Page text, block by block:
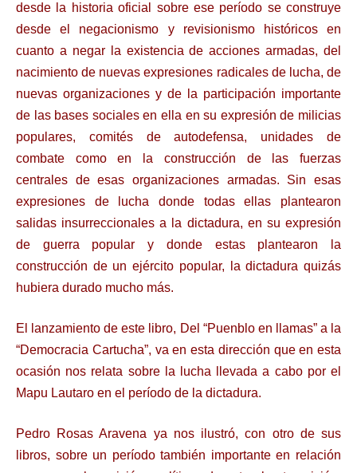
desde la historia oficial sobre ese período se construye
desde el negacionismo y revisionismo históricos en
cuanto a negar la existencia de acciones armadas, del
nacimiento de nuevas expresiones radicales de lucha, de
nuevas organizaciones y de la participación importante
de las bases sociales en ella en su expresión de milicias
populares, comités de autodefensa, unidades de
combate como en la construcción de las fuerzas
centrales de esas organizaciones armadas. Sin esas
expresiones de lucha donde todas ellas plantearon
salidas insurreccionales a la dictadura, en su expresión
de guerra popular y donde estas plantearon la
construcción de un ejército popular, la dictadura quizás
hubiera durado mucho más.
El lanzamiento de este libro, Del “Puenblo en llamas” a la
“Democracia Cartucha”, va en esta dirección que en esta
ocasión nos relata sobre la lucha llevada a cabo por el
Mapu Lautaro en el período de la dictadura.
Pedro Rosas Aravena ya nos ilustró, con otro de sus
libros, sobre un período también importante en relación